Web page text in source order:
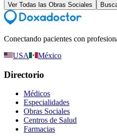
Ver Todas las Obras Sociales
Conectando pacientes con
USA
México
Directorio
Médicos
Especialidades
Obras Sociales
Centros de Salud
Farmacias